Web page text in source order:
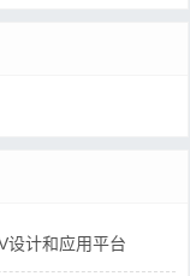
设计和应用平台